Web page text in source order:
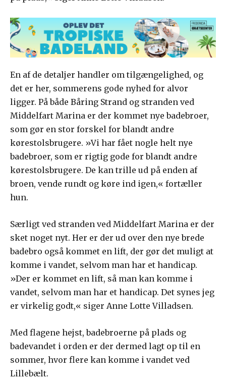
En af de detaljer handler om tilgængelighed, og
det er her, sommerens gode nyhed for alvor
ligger. På både Båring Strand og stranden ved
Middelfart Marina er der kommet nye badebroer,
som gør en stor forskel for blandt andre
kørestolsbrugere. »Vi har fået nogle helt nye
badebroer, som er rigtig gode for blandt andre
kørestolsbrugere. De kan trille ud på enden af
broen, vende rundt og køre ind igen,« fortæller
hun.
Særligt ved stranden ved Middelfart Marina er der
sket noget nyt. Her er der ud over den nye brede
badebro også kommet en lift, der gør det muligt at
komme i vandet, selvom man har et handicap.
»Der er kommet en lift, så man kan komme i
vandet, selvom man har et handicap. Det synes jeg
er virkelig godt,« siger Anne Lotte Villadsen.
Med flagene hejst, badebroerne på plads og
badevandet i orden er der dermed lagt op til en
sommer, hvor flere kan komme i vandet ved
Lillebælt.